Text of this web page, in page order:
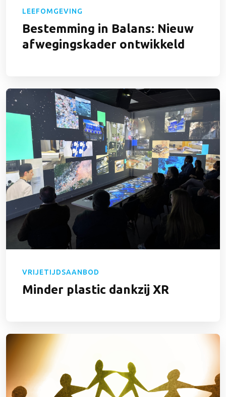
LEEFOMGEVING
Bestemming in Balans: Nieuw
afwegingskader ontwikkeld
VRIJETIJDSAANBOD
Minder plastic dankzij XR